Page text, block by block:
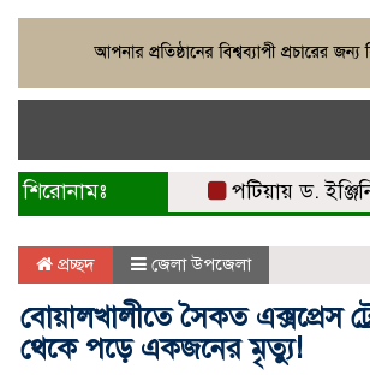
শিরোনামঃ পটিয়ায় ড.
প্রচ্ছদ জেলা উপজেলা
বোয়ালখালীতে সৈকত এক্সপ্রেস
থেকে পড়ে একজনের মৃত্যু!